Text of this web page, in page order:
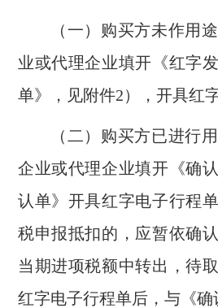
（一）购买方未作用
业或代理企业填开《红字
单》，见附件2），开具红
（二）购买方已进行
企业或代理企业填开《确
认单》开具红字电子行程
税申报抵扣的，应暂依确
当期进项税额中转出，待
红字电子行程单后，与《